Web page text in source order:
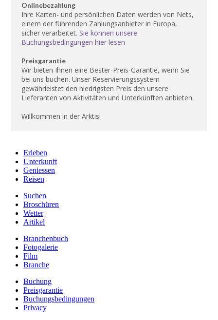
Onlinebezahlung
Ihre Karten- und persönlichen Daten werden von Nets,
einem der führenden Zahlungsanbieter in Europa,
sicher verarbeitet. Sie können unsere
Buchungsbedingungen hier lesen
Preisgarantie
Wir bieten Ihnen eine Bester-Preis-Garantie, wenn Sie
bei uns buchen. Unser Reservierungssystem
gewährleistet den niedrigsten Preis den unsere
Lieferanten von Aktivitäten und Unterkünften anbieten.
Willkommen in der Arktis!
Erleben
Unterkunft
Geniessen
Reisen
Suchen
Broschüren
Wetter
Artikel
Branchenbuch
Fotogalerie
Film
Branche
Buchung
Preisgarantie
Buchungsbedingungen
Privacy